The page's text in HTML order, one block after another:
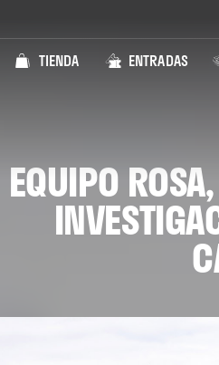
TIENDA ENTRADAS
EQUIPO